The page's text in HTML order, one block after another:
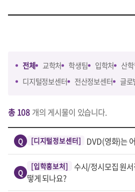
전체 교학처 학생팀 입학처 산
디지털정보센터
전산정보센터 글로
총 108 개의 게시물이 있습니다.
Q [디지털정보센터] DVD(영화)는
Q
[입학홍보처]
수시/정시모집 원
떻게 되나요?